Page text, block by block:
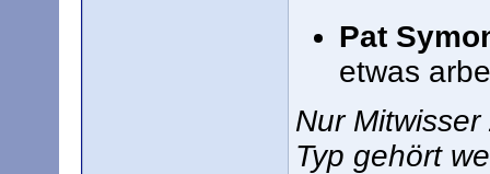
Pat
etwas
Nur
Typ gehört